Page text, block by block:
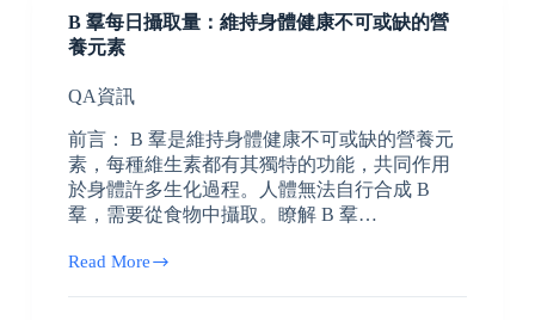
B 羣每日攝取量：維持身體健康不可或缺的營
養元素
QA資訊
前言： B 羣是維持身體健康不可或缺的營養元
素，每種維生素都有其獨特的功能，共同作用
於身體許多生化過程。人體無法自行合成 B
羣，需要從食物中攝取。瞭解 B 羣…
Read More